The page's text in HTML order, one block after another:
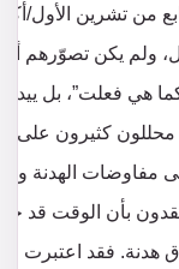
من تشرين الأول/
ولم يكن تصوّرهم أن
هي فعلت”، بل ييدو
مصمميها”[2]. ويتفق محللون كثيرون على
مفاوضات الهدنة
بأن الوقت قد
هدنة. فقد اعتبرت